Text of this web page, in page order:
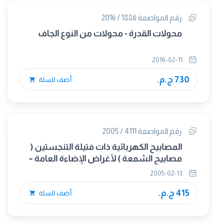
رقم المواصفة 1886 / 2016
محولات القدرة - محولات من النوع الجاف
730 ج.م. أضف للسلة
رقم المواصفة 4111 / 2005
المصابيح الكهربائية ذات فتيلة التنجستين (
مصابيح الشمعة ) لأغراض الإضاءة العامة –
المتطلبات العامة
415 ج.م. أضف للسلة